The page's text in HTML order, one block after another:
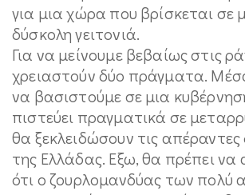
για μια χώρα που βρίσκεται σε
δύσκολη γειτονιά.
Για να μείνουμε βεβαίως στις
χρειαστούν δύο πράγματα.
να βασιστούμε σε μια
πιστεύει πραγματικά σε
θα ξεκλειδώσουν τις
της Ελλάδας. Εξω, θα πρέπει να
ότι ο ζουρλομανδύας των πολύ